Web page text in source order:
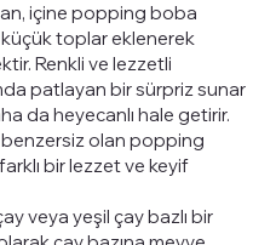
içine popping boba
toplar eklenerek
Renkli ve lezzetli
patlayan bir sürpriz sunar
da heyecanlı hale getirir.
olan popping
bir lezzet ve keyif
veya yeşil çay bazlı bir